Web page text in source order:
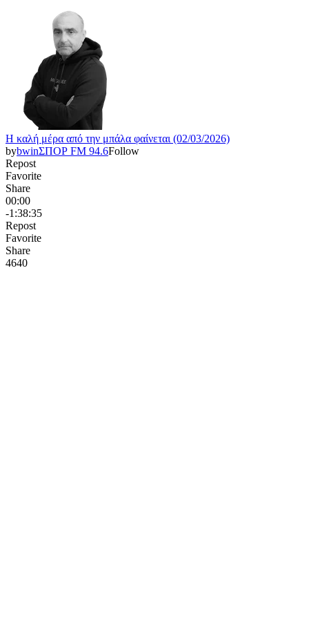
Η καλή μέρα από την μπάλα φαίνεται (02/03/2026)
bybwinΣΠΟΡ FM 94.6Follow
Repost
Favorite
Share
00:00
-1:38:35
Repost
Favorite
Share
4640